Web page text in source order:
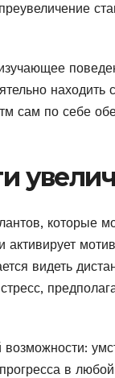
сам по себе
которые
активирует
видеть
в